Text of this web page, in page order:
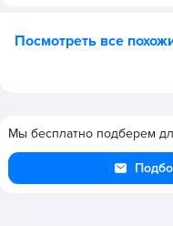
Посмотреть все
Мы бесплатно подберем